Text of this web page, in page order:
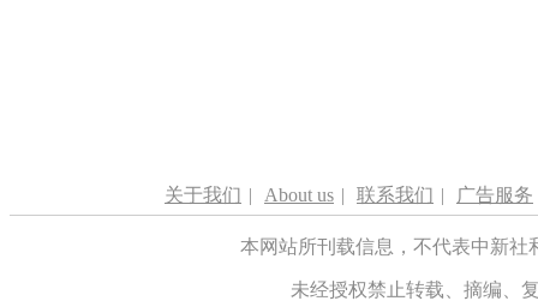
关于我们 | About us | 联系我们 | 广告服务
本网站所刊载信息，不代表中新
未经授权禁止转载、摘编、